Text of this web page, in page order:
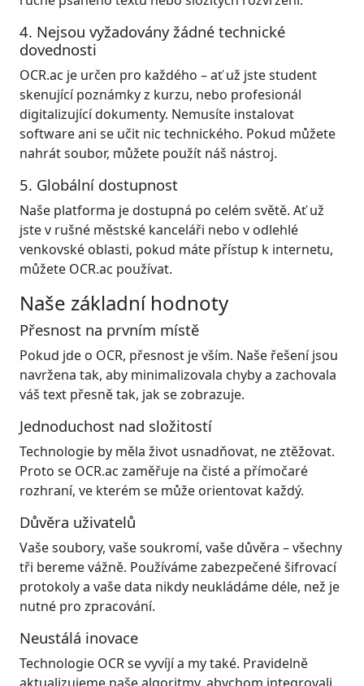
4. Nejsou vyžadovány žádné technické
dovednosti
OCR.ac je určen pro každého – ať už jste student
skenující poznámky z kurzu, nebo profesionál
digitalizující dokumenty. Nemusíte instalovat
software ani se učit nic technického. Pokud můžete
nahrát soubor, můžete použít náš nástroj.
5. Globální dostupnost
Naše platforma je dostupná po celém světě. Ať už
jste v rušné městské kanceláři nebo v odlehlé
venkovské oblasti, pokud máte přístup k internetu,
můžete OCR.ac používat.
Naše základní hodnoty
Přesnost na prvním místě
Pokud jde o OCR, přesnost je vším. Naše řešení jsou
navržena tak, aby minimalizovala chyby a zachovala
váš text přesně tak, jak se zobrazuje.
Jednoduchost nad složitostí
Technologie by měla život usnadňovat, ne ztěžovat.
Proto se OCR.ac zaměřuje na čisté a přímočaré
rozhraní, ve kterém se může orientovat každý.
Důvěra uživatelů
Vaše soubory, vaše soukromí, vaše důvěra – všechny
tři bereme vážně. Používáme zabezpečené šifrovací
protokoly a vaše data nikdy neukládáme déle, než je
nutné pro zpracování.
Neustálá inovace
Technologie OCR se vyvíjí a my také. Pravidelně